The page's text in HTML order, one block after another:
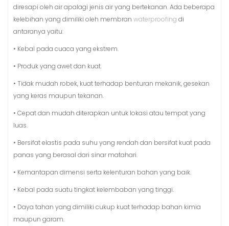
diresapi oleh air apalagi jenis air yang bertekanan. Ada beberapa
kelebihan yang dimiliki oleh membran waterproofing di
antaranya yaitu:
• Kebal pada cuaca yang ekstrem.
• Produk yang awet dan kuat.
• Tidak mudah robek, kuat terhadap benturan mekanik, gesekan
yang keras maupun tekanan.
• Cepat dan mudah diterapkan untuk lokasi atau tempat yang
luas.
• Bersifat elastis pada suhu yang rendah dan bersifat kuat pada
panas yang berasal dari sinar matahari.
• Kemantapan dimensi serta kelenturan bahan yang baik.
• Kebal pada suatu tingkat kelembaban yang tinggi.
• Daya tahan yang dimiliki cukup kuat terhadap bahan kimia
maupun garam.